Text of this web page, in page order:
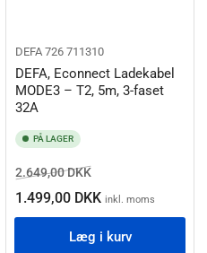
DEFA 726 711310
DEFA, Econnect Ladekabel
MODE3 – T2, 5m, 3-faset
32A
PÅ LAGER
Normalpris
2.649,00 DKKSalgspris
1.499,00 DKK inkl. moms
Læg i kurv